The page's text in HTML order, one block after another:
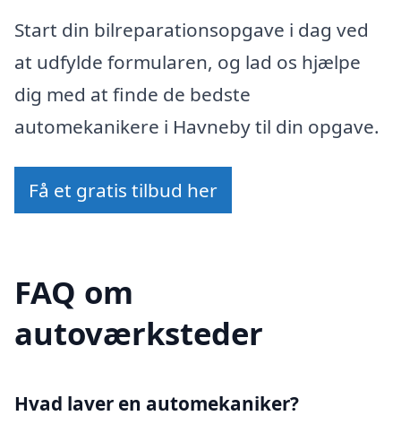
Start din bilreparationsopgave i dag ved
at udfylde formularen, og lad os hjælpe
dig med at finde de bedste
automekanikere i Havneby til din opgave.
Få et gratis tilbud her
FAQ om
autoværksteder
Hvad laver en automekaniker?